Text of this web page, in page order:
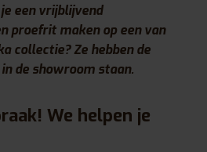
een vrijblijvend
proefrit maken op een van
collectie? Ze hebben de
de showroom staan.
We helpen je